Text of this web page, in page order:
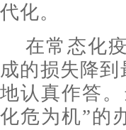
代化。
在常态化
成的损失降
地认真作答
化危为机”的